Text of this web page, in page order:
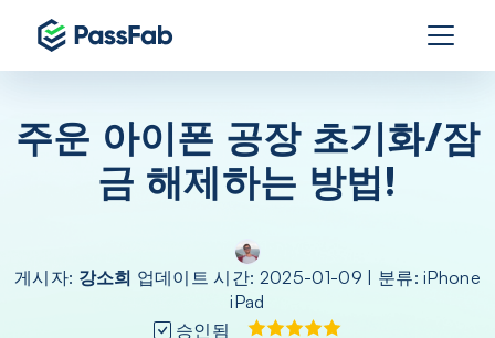
주운 아이폰 공장 초기화/잠
금 해제하는 방법!
게시자: 강소희 업데이트 시간: 2025-01-09 | 분류:iPhone
iPad
승인됨